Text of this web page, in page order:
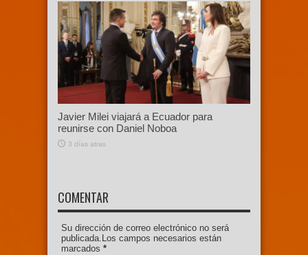
Javier Milei viajará a Ecuador para
reunirse con Daniel Noboa
3 días atras
COMENTAR
Su dirección de correo electrónico no será
publicada.Los campos necesarios están
marcados *